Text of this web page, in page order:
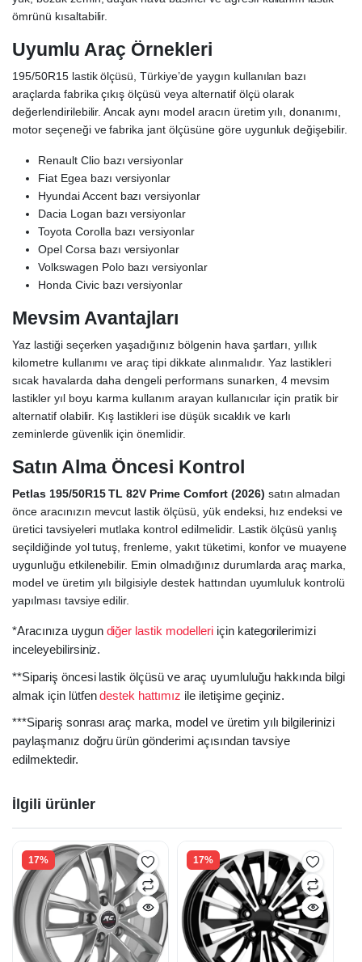
ömrünü kısaltabilir.
Uyumlu Araç Örnekleri
195/50R15 lastik ölçüsü, Türkiye’de yaygın kullanılan bazı
araçlarda fabrika çıkış ölçüsü veya alternatif ölçü olarak
değerlendirilebilir. Ancak aynı model aracın üretim yılı, donanımı,
motor seçeneği ve fabrika jant ölçüsüne göre uygunluk değişebilir.
Renault Clio bazı versiyonlar
Fiat Egea bazı versiyonlar
Hyundai Accent bazı versiyonlar
Dacia Logan bazı versiyonlar
Toyota Corolla bazı versiyonlar
Opel Corsa bazı versiyonlar
Volkswagen Polo bazı versiyonlar
Honda Civic bazı versiyonlar
Mevsim Avantajları
Yaz lastiği seçerken yaşadığınız bölgenin hava şartları, yıllık
kilometre kullanımı ve araç tipi dikkate alınmalıdır. Yaz lastikleri
sıcak havalarda daha dengeli performans sunarken, 4 mevsim
lastikler yıl boyu karma kullanım arayan kullanıcılar için pratik bir
alternatif olabilir. Kış lastikleri ise düşük sıcaklık ve karlı
zeminlerde güvenlik için önemlidir.
Satın Alma Öncesi Kontrol
Petlas 195/50R15 TL 82V Prime Comfort (2026) satın almadan
önce aracınızın mevcut lastik ölçüsü, yük endeksi, hız endeksi ve
üretici tavsiyeleri mutlaka kontrol edilmelidir. Lastik ölçüsü yanlış
seçildiğinde yol tutuş, frenleme, yakıt tüketimi, konfor ve muayene
uygunluğu etkilenebilir. Emin olmadığınız durumlarda araç marka,
model ve üretim yılı bilgisiyle destek hattından uyumluluk kontrolü
yapılması tavsiye edilir.
*Aracınıza uygun diğer lastik modelleriiçin kategorilerimizi
inceleyebilirsiniz.
**Sipariş öncesi lastik ölçüsü ve araç uyumluluğu hakkında bilgi
almak için lütfendestek hattımız ile iletişime geçiniz.
***Sipariş sonrası araç marka, model ve üretim yılı bilgilerinizi
paylaşmanız doğru ürün gönderimi açısından tavsiye
edilmektedir.
İlgili ürünler
17% 17%